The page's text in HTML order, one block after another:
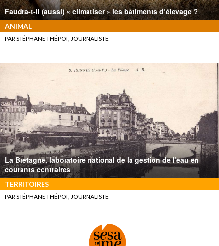
Faudra-t-il (aussi) « climatiser » les bâtiments d’élevage ?
ANIMAL
PAR STÉPHANE THÉPOT, JOURNALISTE
La Bretagne, laboratoire national de la gestion de l’eau en
courants contraires
TERRITOIRES
PAR STÉPHANE THÉPOT, JOURNALISTE